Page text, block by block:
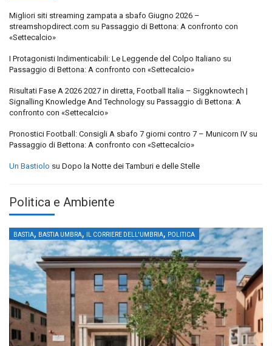
Migliori siti streaming zampata a sbafo Giugno 2026 –
streamshopdirect.com su Passaggio di Bettona: A confronto con
«Settecalcio»
I Protagonisti Indimenticabili: Le Leggende del Colpo Italiano su
Passaggio di Bettona: A confronto con «Settecalcio»
Risultati Fase A 2026 2027 in diretta, Football Italia – Siggknowtech |
Signalling Knowledge And Technology su Passaggio di Bettona: A
confronto con «Settecalcio»
Pronostici Football: Consigli A sbafo 7 giorni contro 7 – Municorn IV su
Passaggio di Bettona: A confronto con «Settecalcio»
Un Bastiolo su Dopo la Notte dei Tamburi e delle Stelle
Politica e Ambiente
BASTIA, BASTIA UMBRA, IL CORRIERE DELL'UMBRIA, POLITICA